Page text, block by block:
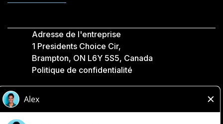
Adresse de l'entreprise
1 Presidents Choice Cir,
Brampton, ON L6Y 5S5, Canada
Politique de confidentialité
Accessibilité